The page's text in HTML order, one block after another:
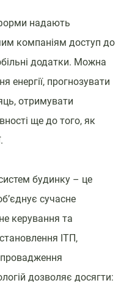
надають
компаніям доступ до
додатки. Можна
енергії, прогнозувати
отримувати
ще до того, як
будинку – це
сучасне
керування та
ІТП,
дозволяє досягти: